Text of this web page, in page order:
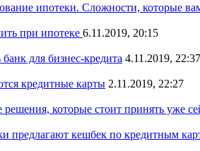
ипотеки. Сложности, которые
при ипотеке 6.11.2019, 20:15
для бизнес-кредита 4.11.2019, 22:37
кредитные карты 2.11.2019, 22:27
которые стоит принять уже
предлагают кешбек по кредитным